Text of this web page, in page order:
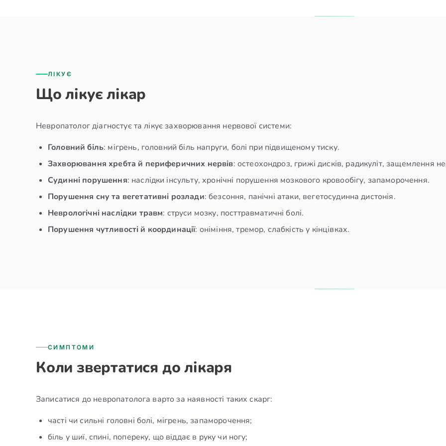
ЛІКУЄ
Що лікує лікар
Невропатолог діагностує та лікує захворювання нервової системи:
Головний біль: мігрень, головний біль напруги, болі при підвищеному тиску.
Захворювання хребта й периферичних нервів: остеохондроз, грижі дисків, радикуліт, защемлення
Судинні порушення: наслідки інсульту, хронічні порушення мозкового кровообігу, запаморочення.
Порушення сну та вегетативні розлади: безсоння, панічні атаки, вегетосудинна дистонія.
Неврологічні наслідки травм: струси мозку, посттравматичні болі.
Порушення чутливості й координації: оніміння, тремор, слабкість у кінцівках.
СИМПТОМИ
Коли звертатися до лікаря
Записатися до невропатолога варто за наявності таких скарг:
часті чи сильні головні болі, мігрень, запаморочення;
біль у шиї, спині, попереку, що віддає в руку чи ногу;